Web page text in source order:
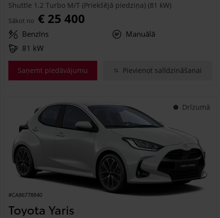
Shuttle 1.2 Turbo M/T (Priekšējā piedziņa) (81 kW)
Sākot no € 25 400
Benzīns
Manuālā
81 kW
Saņemt piedāvājumu Pievienot salīdzināšanai
Drīzumā
#CA86778840
Toyota Yaris